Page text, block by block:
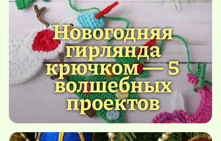
Новогодняя
гирлянда
крючком — 5
волшебных
проектов